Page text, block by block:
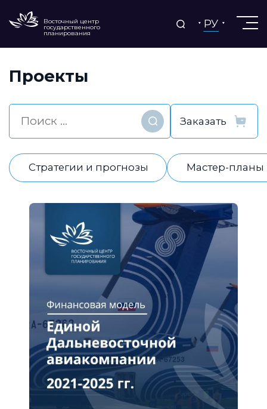
Восточный центр
государственного
планирования
РУ
Проекты
Найти
Стратегии и прогнозы Мастер-планы